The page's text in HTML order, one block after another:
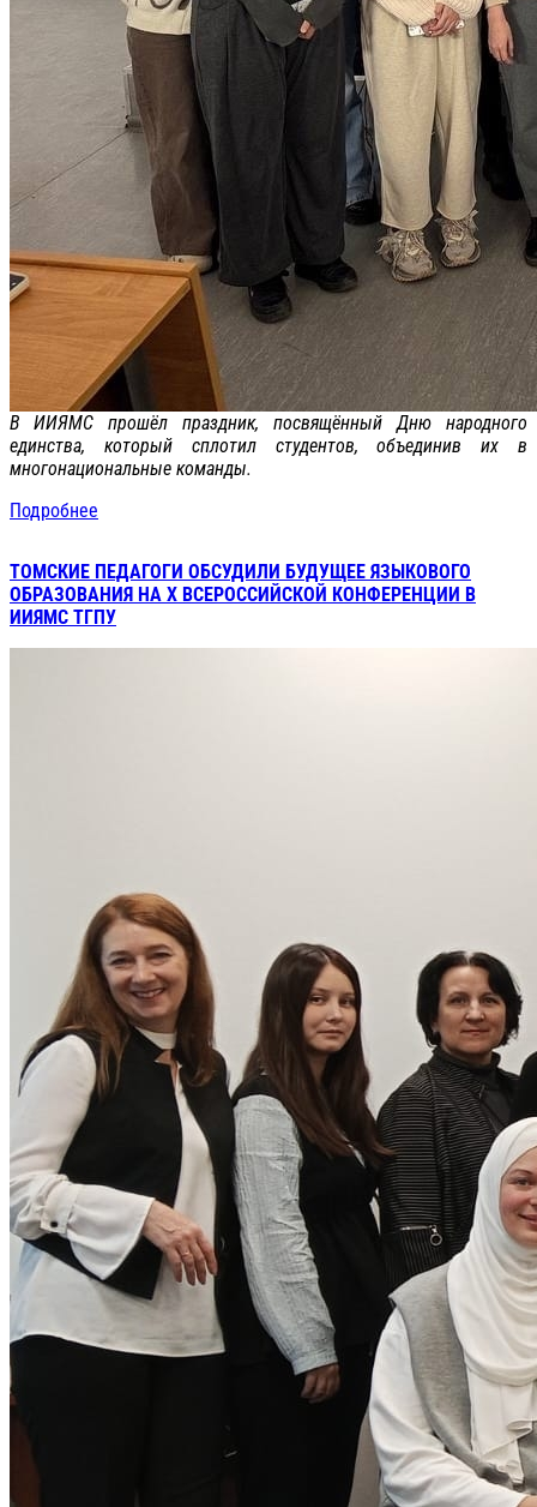
В ИИЯМС прошёл праздник, посвящённый Дню народного
единства, который сплотил студентов, объединив их в
многонациональные команды.
Подробнее
ТОМСКИЕ ПЕДАГОГИ ОБСУДИЛИ БУДУЩЕЕ ЯЗЫКОВОГО
ОБРАЗОВАНИЯ НА X ВСЕРОССИЙСКОЙ КОНФЕРЕНЦИИ В
ИИЯМС ТГПУ